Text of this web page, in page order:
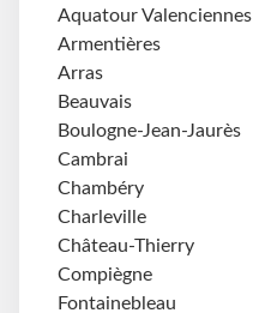
Aquatour Valenciennes
Armentières
Arras
Beauvais
Boulogne-Jean-Jaurès
Cambrai
Chambéry
Charleville
Château-Thierry
Compiègne
Fontainebleau